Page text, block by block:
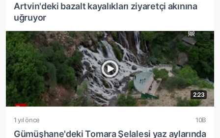
Artvin'deki bazalt kayalıkları ziyaretçi akınına
uğruyor
2:23
1 yıl önce 10B
Gümüşhane'deki Tomara Şelalesi yaz aylarında